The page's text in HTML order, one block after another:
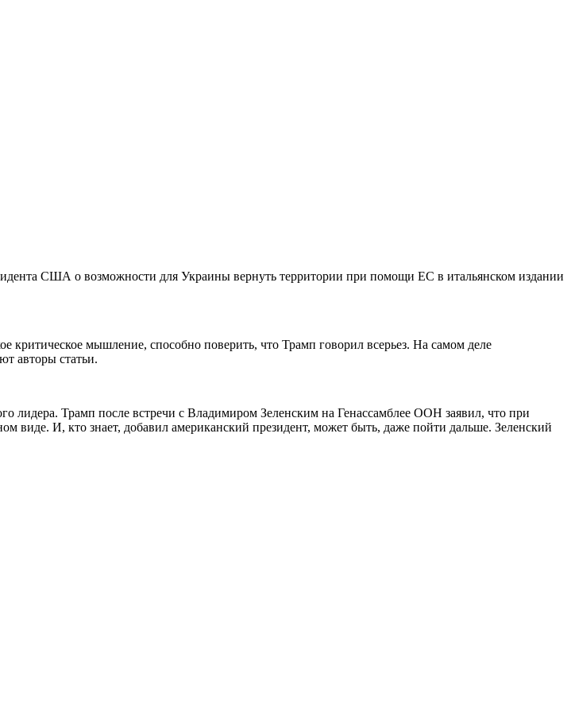
США о возможности для Украины вернуть территории при помощи ЕС в итальянском издании
критическое мышление, способно поверить, что Трамп говорил всерьез. На самом деле
авторы статьи.
лидера. Трамп после встречи с Владимиром Зеленским на Генассамблее ООН заявил, что при
виде. И, кто знает, добавил американский президент, может быть, даже пойти дальше. Зеленский